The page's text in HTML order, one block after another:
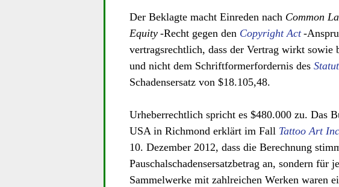
Der Beklagte macht Einreden nach Common
Equity -Recht gegen den Copyright Act -
vertragsrechtlich, dass der Vertrag wirkt sowie
und nicht dem Schriftformerfordernis des
Schadensersatz von $18.105,48.
Urheberrechtlich spricht es $480.000 zu. Das
USA in Richmond erklärt im Fall Tattoo Art
10. Dezember 2012, dass die Berechnung
Pauschalschadensersatzbetrag an, sondern für
Sammelwerke mit zahlreichen Werken waren